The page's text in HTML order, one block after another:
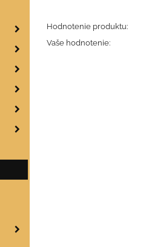
Hodnotenie produktu:
Vaše hodnotenie: